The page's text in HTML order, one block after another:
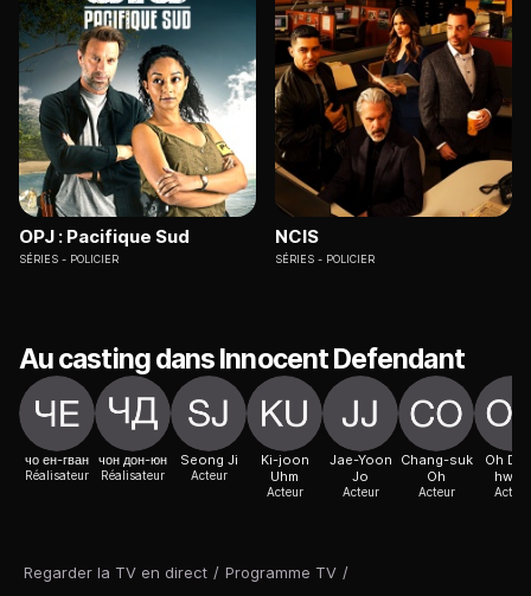
Regarder la TV en direct / Programme TV /
OPJ : Pacifique Sud
SÉRIES POLICIER
NCIS
SÉRIES POLICIER
Au casting dans Innocent Defendant
чо ен-гван
Réalisateur
чон дон-юн
Réalisateur
Seong Ji
Acteur
Ki-joon
Uhm
Acteur
Jae-Yoon
Jo
Acteur
Chang-suk
Oh
Acteur
Oh
hwan
Acteur